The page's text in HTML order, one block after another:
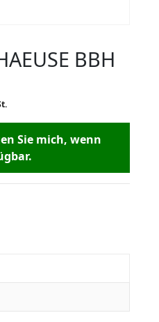
BBH
Sie mich, wenn